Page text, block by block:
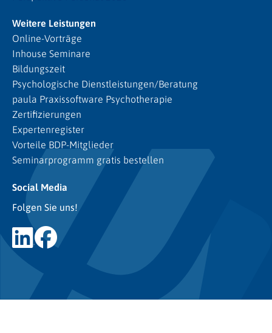
Weitere Leistungen
Online-Vorträge
Inhouse Seminare
Bildungszeit
Psychologische Dienstleistungen/Beratung
paula Praxissoftware Psychotherapie
Zertifizierungen
Expertenregister
Vorteile BDP-Mitglieder
Seminarprogramm gratis bestellen
Social Media
Folgen Sie uns!